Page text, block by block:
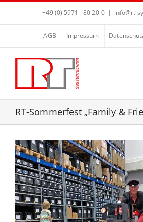
+49 (0) 5971 - 80 20-0 | info@rt-
AGB Impressum
RT-Sommerfest „Family &